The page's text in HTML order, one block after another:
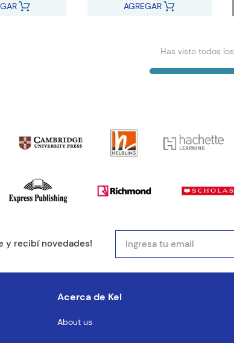
AGREGAR
Has visto todos los
y recibí novedades!
Acerca de Kel
About us